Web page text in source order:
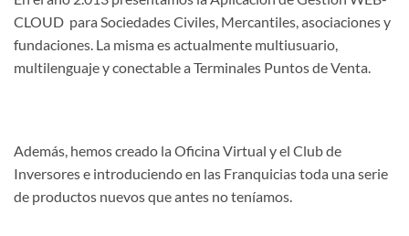
CLOUD para Sociedades Civiles, Mercantiles, asociaciones y
fundaciones. La misma es actualmente multiusuario,
multilenguaje y conectable a Terminales Puntos de Venta.
Además, hemos creado la Oficina Virtual y el Club de
Inversores e introduciendo en las Franquicias toda una serie
de productos nuevos que antes no teníamos.